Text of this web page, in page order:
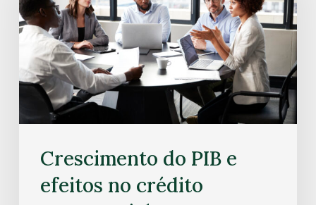
Crescimento do PIB e
efeitos no crédito